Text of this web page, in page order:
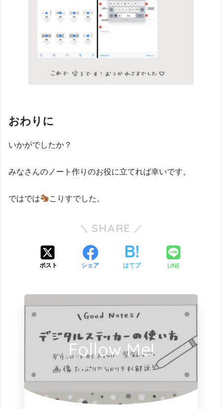
おわりに
いかがでしたか？
みなさんのノート作りのお役に立てれば幸いです。
ではでは こりすでした。
SHARE
ポスト シェア はてブ LINE
Follow Me!